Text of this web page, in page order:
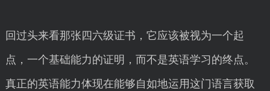
回过头来看那张四六级证书，它应该被视为一个起
点，一个基础能力的证明，而不是英语学习的终点。
真正的英语能力体现在能够自如地运用这门语言获取